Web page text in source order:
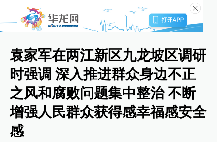
袁家军在两江新区九龙坡区调研
时强调 深入推进群众身边不正
之风和腐败问题集中整治 不断
增强人民群众获得感幸福感安全
感